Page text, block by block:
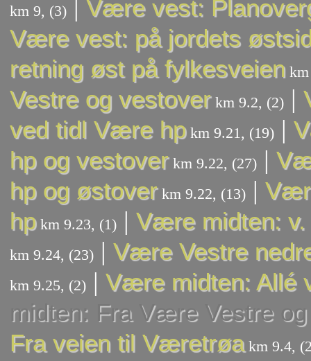
km 9, (3) | Være vest:
Være vest: på jordets
retning øst på fylkesveien
Vestre og vestoverkm 9.2, (2) |
ved tidl Være hpkm 9.21, (19) |
hp og vestoverkm 9.22, (27) |
hp og østoverkm 9.22, (13) |
hpkm 9.23, (1) | Være midten: v.
km 9.24, (23) | Være Vestre
km 9.25, (2) | Være midten: Allé
midten: Fra Være Vestre
Fra veien til Væretrøakm 9.4,